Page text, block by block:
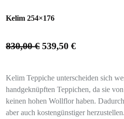
Kelim 254×176
830,00€ 539,50 €
Kelim Teppiche unterscheiden sich
handgeknüpften Teppichen, da sie
keinen hohen Wollflor haben.
aber auch kostengünstiger